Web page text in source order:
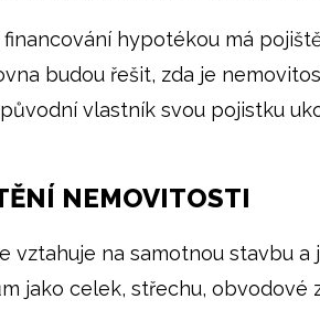
hypotékou má
budou řešit, zda je
vlastník svou pojistku
NEMOVITOSTI
vztahuje na samotnou stavbu
jako celek, střechu, obvodové